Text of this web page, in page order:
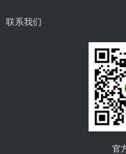
联系我们
官